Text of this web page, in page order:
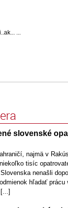
...
slovenské
najmä v
tisíc
nenašli
hľadať